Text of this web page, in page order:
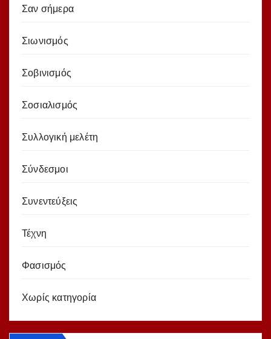
Σαν σήμερα
Σιωνισμός
Σοβινισμός
Σοσιαλισμός
Συλλογική μελέτη
Σύνδεσμοι
Συνεντεύξεις
Τέχνη
Φασισμός
Χωρίς κατηγορία